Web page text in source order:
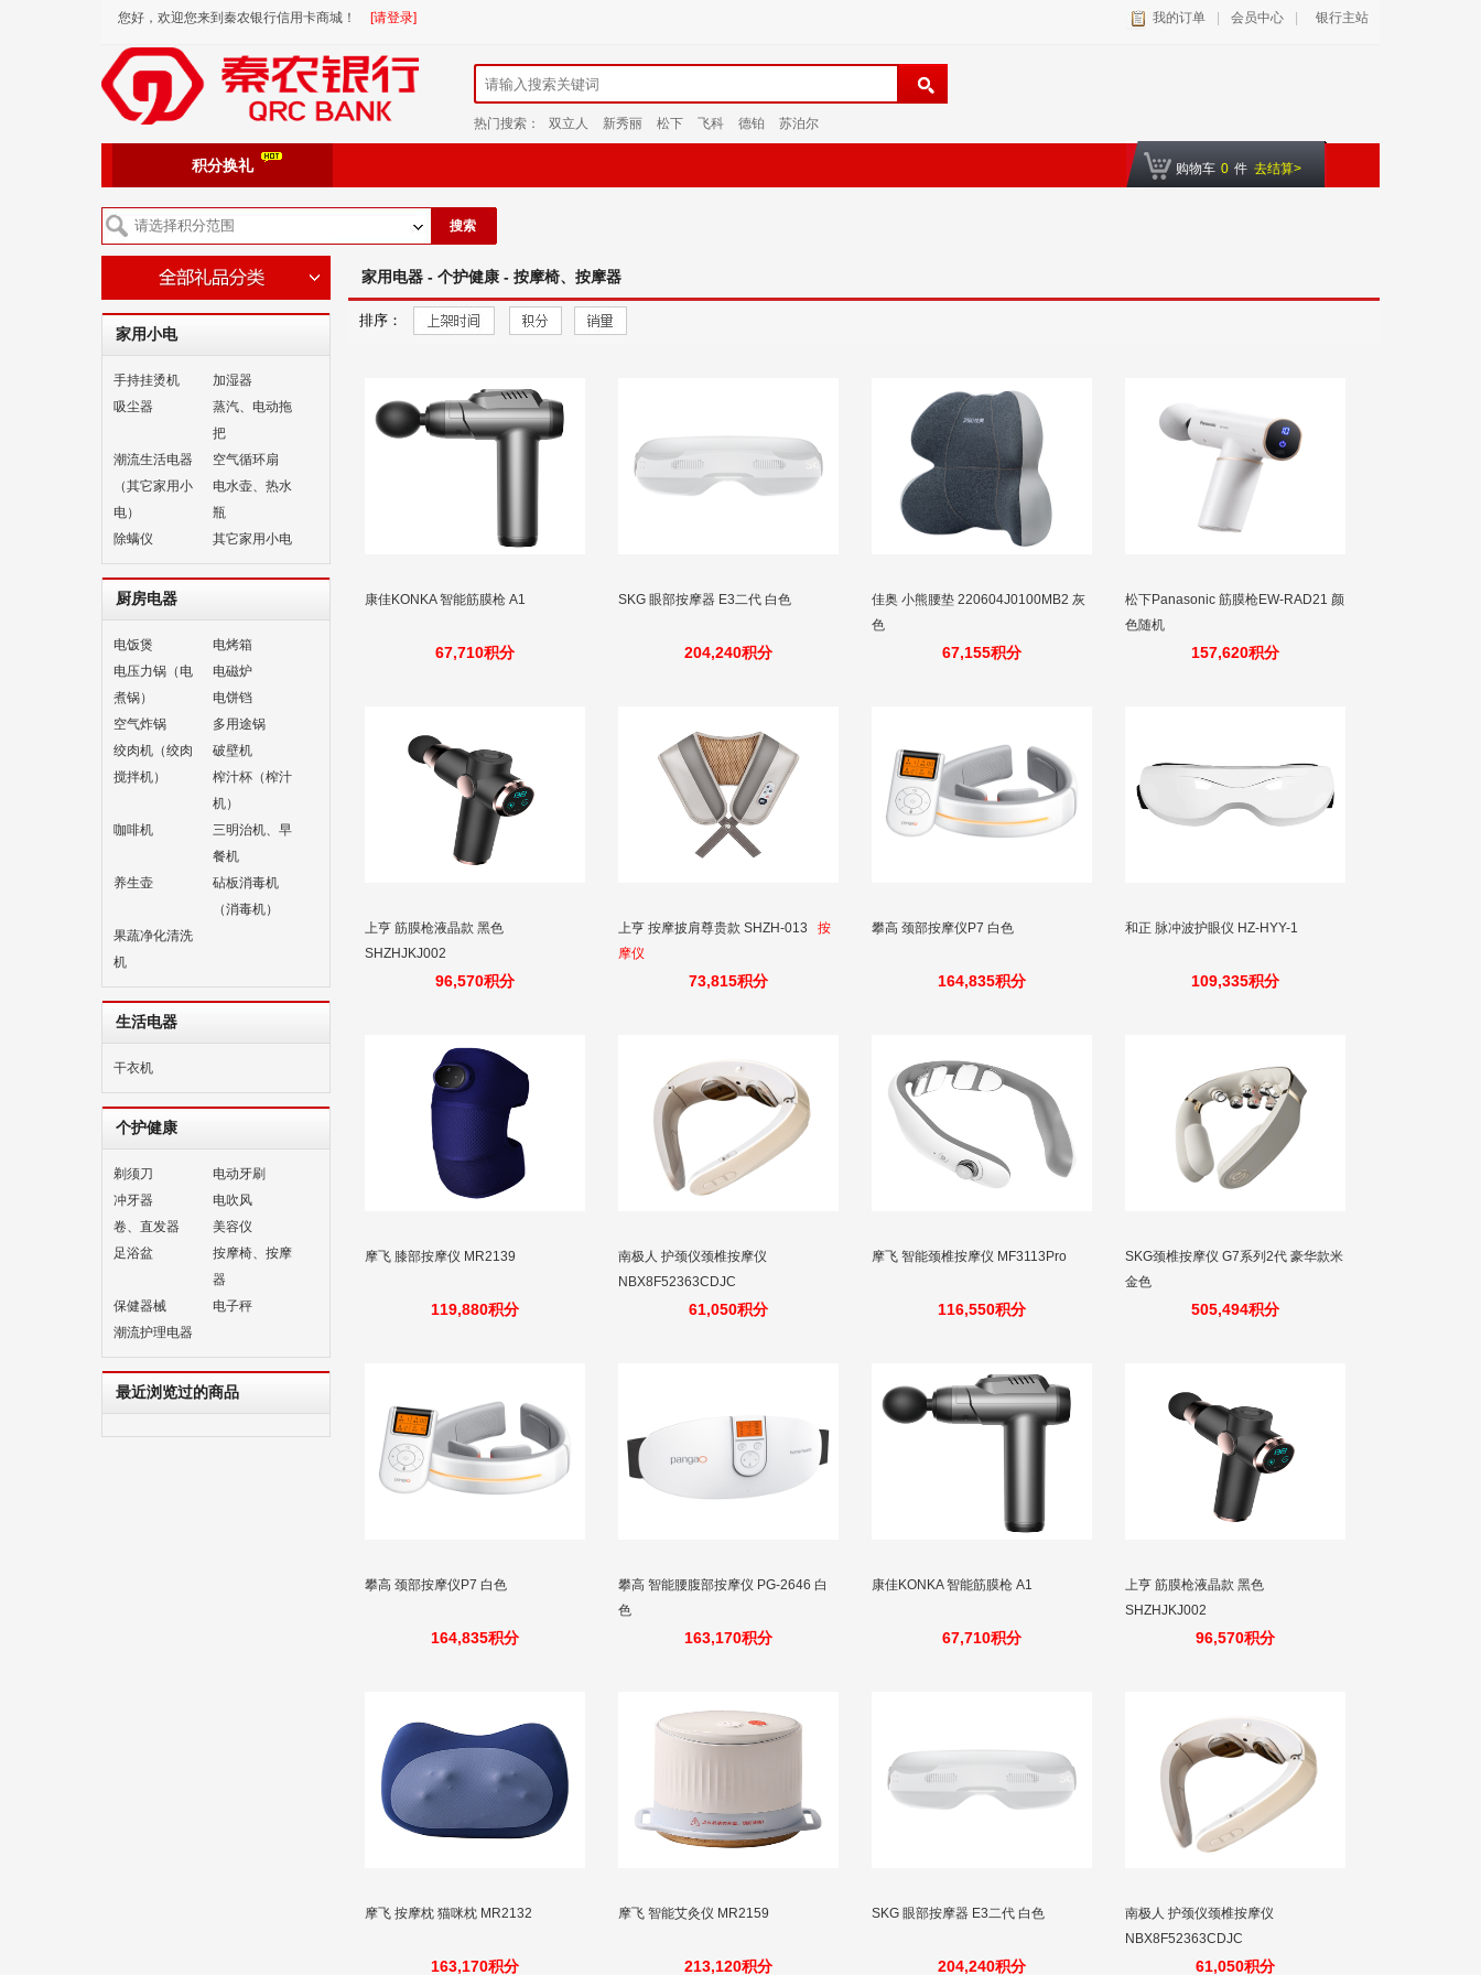
您好，欢迎您来到秦农银行信用卡商城！ [请登录] 我的订单 会员中心 银行主站
热门搜索： 双立人 新秀丽 松下 飞科 德铂 苏泊尔
积分换礼 购物车 0 件 去结算>
搜索
家用小电
手持挂烫机
加湿器
吸尘器
蒸汽、电动拖
把
潮流生活电器
（其它家用小
电）
空气循环扇
电水壶、热水
瓶
除螨仪
其它家用小电
厨房电器
电饭煲
电烤箱
电压力锅（电
煮锅）
电磁炉
电饼铛
空气炸锅
多用途锅
绞肉机（绞肉
搅拌机）
破壁机
榨汁杯（榨汁
机）
咖啡机
三明治机、早
餐机
养生壶
砧板消毒机
（消毒机）
果蔬净化清洗
机
生活电器
干衣机
个护健康
剃须刀
电动牙刷
冲牙器
电吹风
卷、直发器
美容仪
足浴盆
按摩椅、按摩
器
保健器械
电子秤
潮流护理电器
最近浏览过的商品
家用电器 - 个护健康 - 按摩椅、按摩器
排序：
康佳KONKA 智能筋膜枪 A1
67,710积分
SKG 眼部按摩器 E3二代 白色
204,240积分
佳奥 小熊腰垫 220604J0100MB2 灰
色
67,155积分
松下Panasonic 筋膜枪EW-RAD21 颜
色随机
157,620积分
上亨 筋膜枪液晶款 黑色
SHZHJKJ002
96,570积分
上亨 按摩披肩尊贵款 SHZH-013
按
摩仪
73,815积分
攀高 颈部按摩仪P7 白色
164,835积分
和正 脉冲波护眼仪 HZ-HYY-1
109,335积分
摩飞 膝部按摩仪 MR2139
119,880积分
南极人 护颈仪颈椎按摩仪
NBX8F52363CDJC
61,050积分
摩飞 智能颈椎按摩仪 MF3113Pro
116,550积分
SKG颈椎按摩仪 G7系列2代 豪华款米
金色
505,494积分
攀高 颈部按摩仪P7 白色
164,835积分
攀高 智能腰腹部按摩仪 PG-2646 白
色
163,170积分
康佳KONKA 智能筋膜枪 A1
67,710积分
上亨 筋膜枪液晶款 黑色
SHZHJKJ002
96,570积分
摩飞 按摩枕 猫咪枕 MR2132
163,170积分
摩飞 智能艾灸仪 MR2159
213,120积分
SKG 眼部按摩器 E3二代 白色
204,240积分
南极人 护颈仪颈椎按摩仪
NBX8F52363CDJC
61,050积分